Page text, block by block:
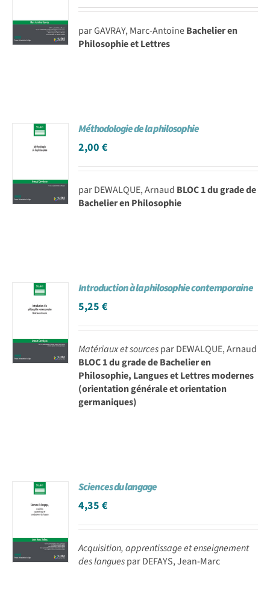
par GAVRAY, Marc-AntoineBachelier en
Philosophie et Lettres
Méthodologie de la philosophie
2,00€
par DEWALQUE, Arnaud BLOC 1 du grade de
Bachelier en Philosophie
Introduction à la philosophie contemporaine
5,25€
Matériaux et sourcespar DEWALQUE, Arnaud
BLOC 1 du grade de Bachelier en
Philosophie, Langues et Lettres modernes
(orientation générale et orientation
germaniques)
Sciences du langage
4,35€
Acquisition, apprentissage et enseignement
des languespar DEFAYS, Jean-Marc